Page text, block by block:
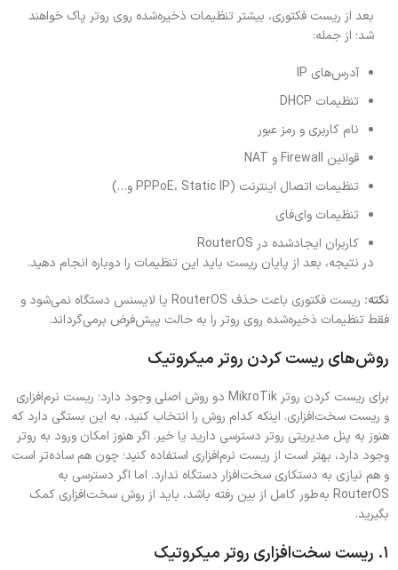
بعد از ریست فکتوری، بیشتر تنظیمات ذخیره‌شده روی روتر پاک خواهند
شد؛ از جمله:
آدرس‌های IP
تنظیمات DHCP
نام کاربری و رمز عبور
قوانین Firewall و NAT
تنظیمات اتصال اینترنت (PPPoE، Static IP و…)
تنظیمات وای‌فای
کاربران ایجادشده در RouterOS
در نتیجه، بعد از پایان ریست باید این تنظیمات را دوباره انجام دهید.
نکته:
ریست فکتوری باعث حذف RouterOS یا لایسنس دستگاه نمی‌شود و
فقط تنظیمات ذخیره‌شده روی روتر را به حالت پیش‌فرض برمی‌گرداند.
روش‌های ریست کردن روتر میکروتیک
برای ریست کردن روتر MikroTik دو روش اصلی وجود دارد؛ ریست نرم‌افزاری
و ریست سخت‌افزاری. اینکه کدام روش را انتخاب کنید، به این بستگی دارد که
هنوز به پنل مدیریتی روتر دسترسی دارید یا خیر. اگر هنوز امکان ورود به روتر
وجود دارد، بهتر است از ریست نرم‌افزاری استفاده کنید؛ چون هم ساده‌تر است
و هم نیازی به دستکاری سخت‌افزار دستگاه ندارد. اما اگر دسترسی به
RouterOS به‌طور کامل از بین رفته باشد، باید از روش سخت‌افزاری کمک
بگیرید.
۱.‌ ریست سخت‌افزاری روتر میکروتیک